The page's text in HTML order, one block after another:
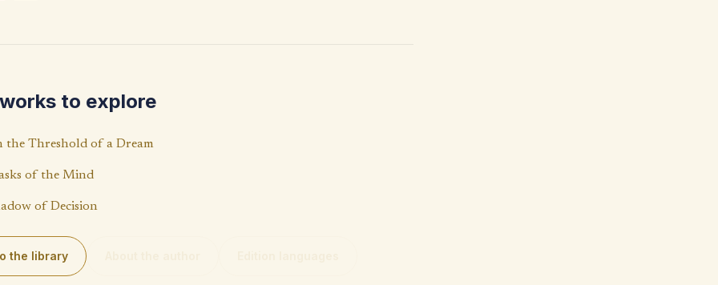
p
p
Li
n
k
to explore
the Threshold of a Dream
of the Mind
of Decision
the library